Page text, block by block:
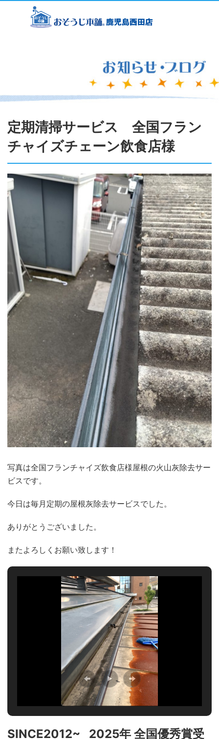
定期清掃サービス 全国フラン
チャイズチェーン飲食店様
写真は全国フランチャイズ飲食店様屋根の火山灰除去サー
ビスです。
今日は毎月定期の屋根灰除去サービスでした。
ありがとうございました。
またよろしくお願い致します！
SINCE2012~ 2025年 全国優秀賞受